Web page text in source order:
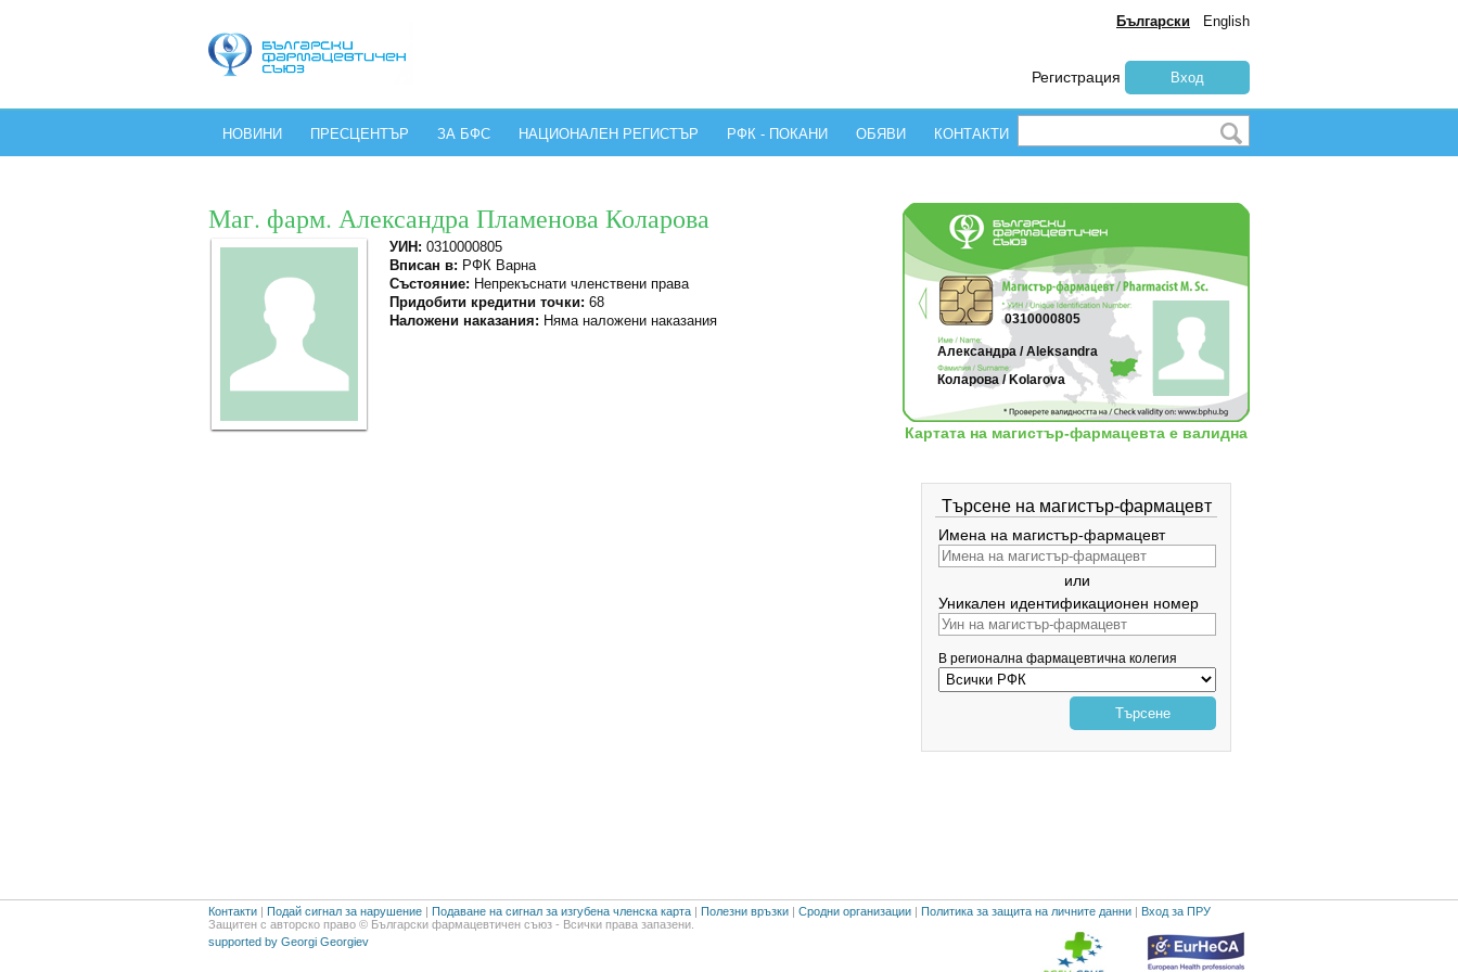
Български English
Регистрация Вход
НОВИНИ ПРЕСЦЕНТЪР ЗА БФС НАЦИОНАЛЕН РЕГИСТЪР РФК - ПОКАНИ ОБЯВИ КОНТАКТИ
Маг. фарм. Александра Пламенова Коларова
УИН: 0310000805
Вписан в: РФК Варна
Състояние: Непрекъснати членствени права
Придобити кредитни точки: 68
Наложени наказания: Няма наложени наказания 0310000805
Александра / Aleksandra
Коларова / Kolarova
Картата на магистър-фармацевта е валидна
Търсене на магистър-фармацевт
Имена на магистър-фармацевт
или
Уникален идентификационен номер
В регионална фармацевтична колегия
Търсене
Контакти | Подай сигнал за нарушение | Подаване на сигнал за изгубена членска карта | Полезни връзки | Сродни организации | Политика за защита на личните данни | Вход за ПРУ
Защитен с авторско право © Български фармацевтичен съюз - Всички права запазени.
supported by Georgi Georgiev